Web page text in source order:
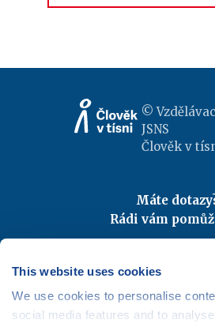
This website uses cookies
We use cookies to personalise
social media features and to
©
JSNS
Člověk v
Máte
Rádi vám
Odebírejte
Mapa webu |
Osobní údaje|